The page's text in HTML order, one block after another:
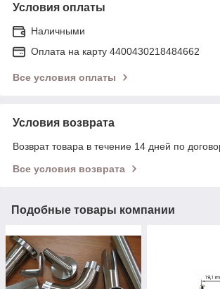
Условия оплаты
Наличными
Оплата на карту 4400430218484662
Все условия оплаты
Условия возврата
Возврат товара в течение 14 дней по
Все условия возврата
Подобные товары компании